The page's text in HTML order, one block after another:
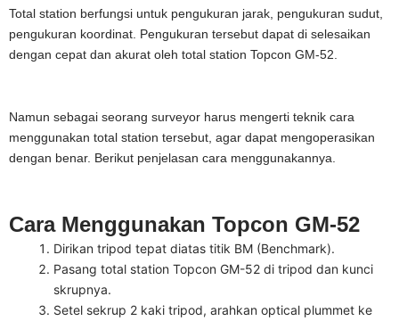
Total station berfungsi untuk pengukuran jarak, pengukuran sudut,
pengukuran koordinat. Pengukuran tersebut dapat di selesaikan
dengan cepat dan akurat oleh total station Topcon GM-52.
Namun sebagai seorang surveyor harus mengerti teknik cara
menggunakan total station tersebut, agar dapat mengoperasikan
dengan benar. Berikut penjelasan cara menggunakannya.
Cara Menggunakan Topcon GM-52
Dirikan tripod tepat diatas titik BM (Benchmark).
Pasang total station Topcon GM-52 di tripod dan kunci
skrupnya.
Setel sekrup 2 kaki tripod, arahkan optical plummet ke